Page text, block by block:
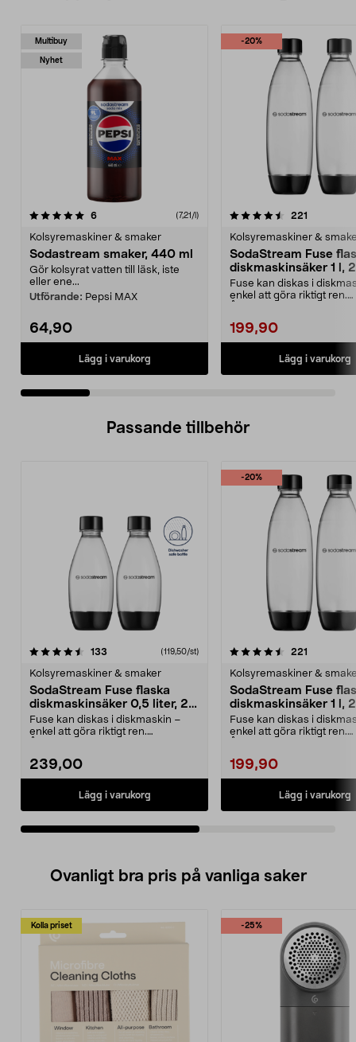
Multibuy
Nyhet
6recensioner (7,21/l)
Kolsyremaskiner & smaker
Sodastream smaker, 440 ml
Gör kolsyrat vatten till läsk, iste
eller ene...
Utförande: Pepsi MAX
64,90
Lägg i varukorg
-20%
4.5 av 5 stjärnor 221
Kolsyremaskiner &
SodaStream Fuse
diskmaskinsäker 1 l,
Fuse kan diskas i
enkel att göra riktigt ren.
199,90
Lägg i varukorg
4.5 av 5 stjärnor
Passande tillbehör
133 (119,50/st)
Kolsyremaskiner & smaker
SodaStream Fuse flaska
diskmaskinsäker 0,5 liter, 2-
pack
Fuse kan diskas i diskmaskin –
enkel att göra riktigt ren.
239,00
Lägg i varukorg
-20%
4.5av 5 stjärnor 221
Kolsyremaskiner &
SodaStream Fuse
diskmaskinsäker 1 l,
Fuse kan diskas i
enkel att göra riktigt ren.
199,90
Lägg i varukorg
4.5av 5 stjärnor
Ovanligt bra pris på vanliga saker
Kolla priset -25%